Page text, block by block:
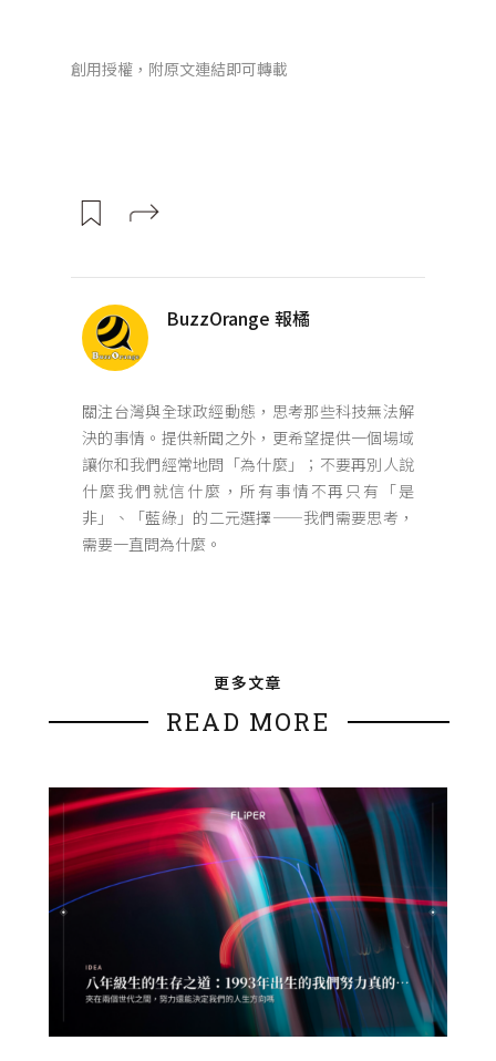
創用授權，附原文連結即可轉載
BuzzOrange 報橘
關注台灣與全球政經動態，思考那些科技無法解
決的事情。提供新聞之外，更希望提供一個場域
讓你和我們經常地問「為什麼」；不要再別人說
什麼我們就信什麼，所有事情不再只有「是
非」、「藍綠」的二元選擇——我們需要思考，
需要一直問為什麼。
更多文章
READ MORE